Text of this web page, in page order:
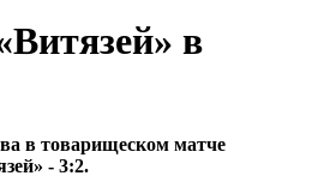
в
в товарищеском матче
- 3:2.